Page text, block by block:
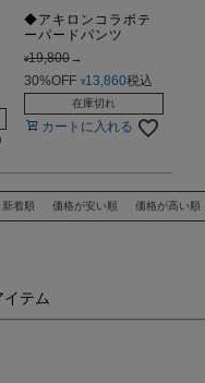
◆アキロンコラボテ
ーパードパンツ
¥19,800→
30%OFF ¥13,860税込
在庫切れ
カートに入れる
新着順 価格が安い順 価格が高い順
テム